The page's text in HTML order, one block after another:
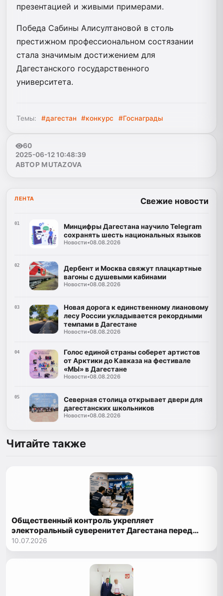
презентацией и живыми примерами.
Победа Сабины Алисултановой в столь
престижном профессиональном состязании
стала значимым достижением для
Дагестанского государственного
университета.
Темы: #дагестан #конкурс #Госнаграды
60
2025-06-12 10:48:39
АВТОР MUTAZOVA
ЛЕНТА Свежие новости
01
Минцифры Дагестана научило Telegram
сохранять шесть национальных языков
Новости•08.08.2026
02
Дербент и Москва свяжут плацкартные
вагоны с душевыми кабинами
Новости•08.08.2026
03
Новая дорога к единственному лиановому
лесу России укладывается рекордными
темпами в Дагестане
Новости•08.08.2026
04
Голос единой страны соберет артистов
от Арктики до Кавказа на фестивале
«МЫ» в Дагестане
Новости•08.08.2026
05
Северная столица открывает двери для
дагестанских школьников
Новости•08.08.2026
Читайте также
Общественный контроль укрепляет
электоральный суверенитет Дагестана перед
выборами 2026 года
10.07.2026